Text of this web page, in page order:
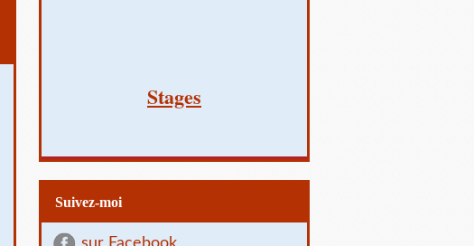
Stages
Suivez-moi
sur Facebook